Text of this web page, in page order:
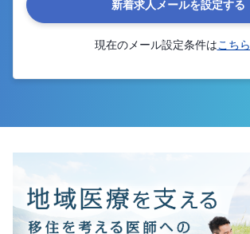
新着求人メールを設定する
現在のメール設定条件はこちら